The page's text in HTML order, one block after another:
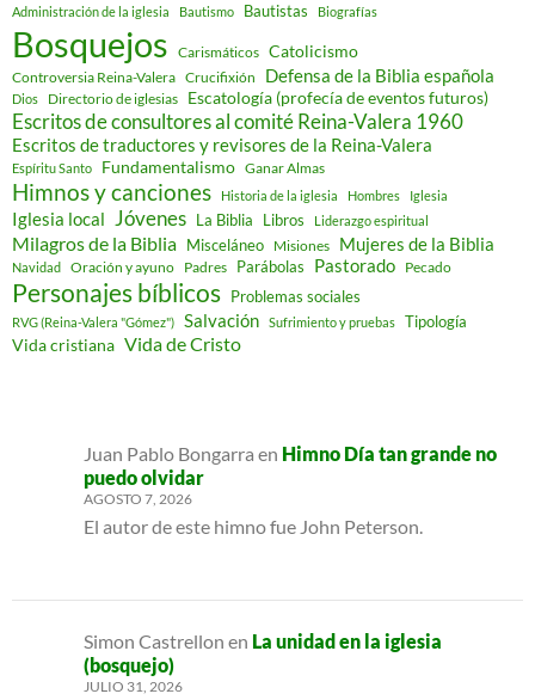
Administración de la iglesia Bautismo Bautistas Biografías
Bosquejos Carismáticos Catolicismo
Controversia Reina-Valera Crucifixión Defensa de la Biblia española
Dios Directorio de iglesias Escatología (profecía de eventos futuros)
Escritos de consultores al comité Reina-Valera 1960
Escritos de traductores y revisores de la Reina-Valera
Espíritu Santo Fundamentalismo Ganar Almas
Himnos y canciones Historia de la iglesia Hombres Iglesia
Iglesia local Jóvenes La Biblia Libros Liderazgo espiritual
Milagros de la Biblia Misceláneo Misiones Mujeres de la Biblia
Navidad Oración y ayuno Padres Parábolas Pastorado Pecado
Personajes bíblicos Problemas sociales
RVG (Reina-Valera "Gómez") Salvación Sufrimiento y pruebas Tipología
Vida cristiana Vida de Cristo
Juan Pablo Bongarra en Himno Día tan grande no
puedo olvidar
AGOSTO 7, 2026
El autor de este himno fue John Peterson.
Simon Castrellon en La unidad en la iglesia
(bosquejo)
JULIO 31, 2026